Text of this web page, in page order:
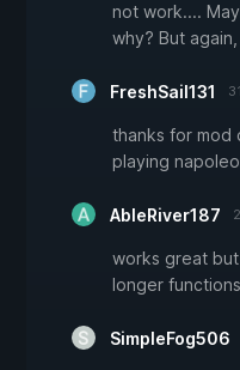
not work....
why? But
FreshSail131
thanks for mod
playing
AbleRiver187
works great
longer functions
SimpleFog506